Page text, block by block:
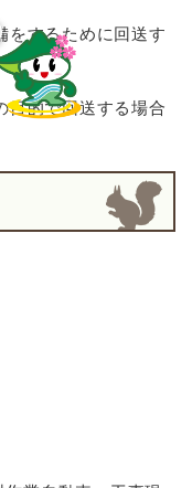
をするために回送す
目的で回送する場合